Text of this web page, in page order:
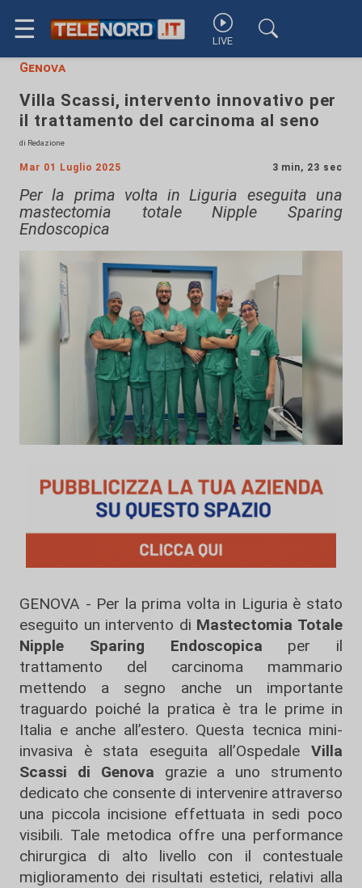
☰ LIVE
Genova
Villa Scassi, intervento innovativo per
il trattamento del carcinoma al seno
di Redazione
Mar 01 Luglio 2025 3 min, 23 sec
Per la prima volta in Liguria eseguita una
mastectomia totale Nipple Sparing
Endoscopica
GENOVA - Per la prima volta in Liguria è stato
eseguito un intervento di Mastectomia Totale
Nipple Sparing Endoscopica per il
trattamento del carcinoma mammario
mettendo a segno anche un importante
traguardo poiché la pratica è tra le prime in
Italia e anche all’estero. Questa tecnica mini-
invasiva è stata eseguita all’Ospedale Villa
Scassi di Genova grazie a uno strumento
dedicato che consente di intervenire attraverso
una piccola incisione effettuata in sedi poco
visibili. Tale metodica offre una performance
chirurgica di alto livello con il contestuale
miglioramento dei risultati estetici, relativi alla